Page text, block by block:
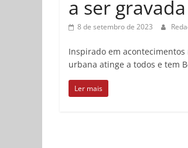
a ser
8 de setembro de 2023
Inspirado em
urbana atinge a todos e tem
Ler mais